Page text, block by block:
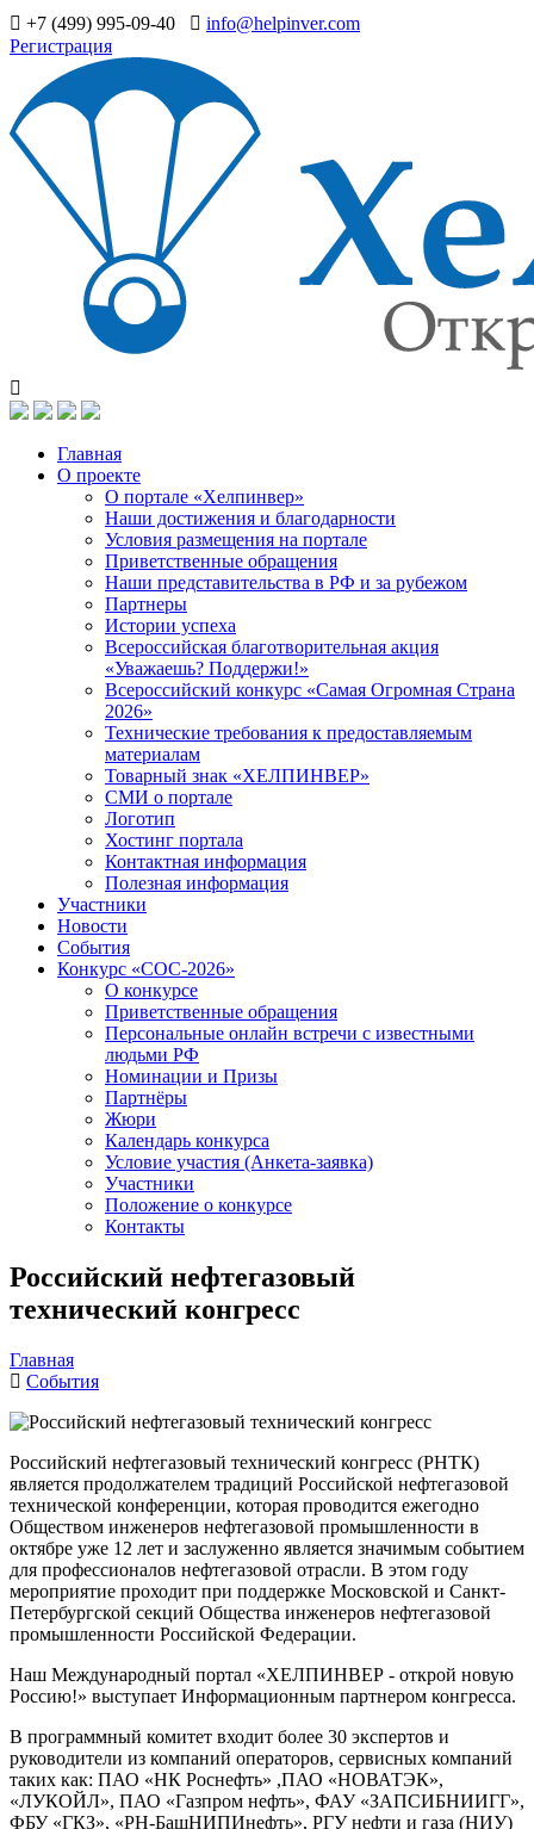
+7 (499) 995-09-40
info@helpinver.com
Регистрация
Главная
О проекте
О портале «Хелпинвер»
Наши достижения и благодарности
Условия размещения на портале
Приветственные обращения
Наши представительства в РФ и за рубежом
Партнеры
Истории успеха
Всероссийская благотворительная акция
«Уважаешь? Поддержи!»
Всероссийский конкурс «Самая Огромная Страна
2026»
Технические требования к предоставляемым
материалам
Товарный знак «ХЕЛПИНВЕР»
СМИ о портале
Логотип
Хостинг портала
Контактная информация
Полезная информация
Участники
Новости
События
Конкурс «СОС-2026»
О конкурсе
Приветственные обращения
Персональные онлайн встречи с известными
людьми РФ
Номинации и Призы
Партнёры
Жюри
Календарь конкурса
Условие участия (Анкета-заявка)
Участники
Положение о конкурсе
Контакты
Российский нефтегазовый
технический конгресс
Главная
События
Российский нефтегазовый технический конгресс (РНТК)
является продолжателем традиций Российской нефтегазовой
технической конференции, которая проводится ежегодно
Обществом инженеров нефтегазовой промышленности в
октябре уже 12 лет и заслуженно является значимым событием
для профессионалов нефтегазовой отрасли. В этом году
мероприятие проходит при поддержке Московской и Санкт-
Петербургской секций Общества инженеров нефтегазовой
промышленности Российской Федерации.
Наш Международный портал «ХЕЛПИНВЕР - открой новую
Россию!» выступает Информационным партнером конгресса.
В программный комитет входит более 30 экспертов и
руководители из компаний операторов, сервисных компаний
таких как: ПАО «НК Роснефть» ,ПАО «НОВАТЭК»,
«ЛУКОЙЛ», ПАО «Газпром нефть», ФАУ «ЗАПСИБНИИГГ»,
ФБУ «ГКЗ», «РН-БашНИПИнефть», РГУ нефти и газа (НИУ)